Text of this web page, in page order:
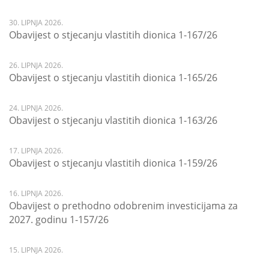
30. LIPNJA 2026.
Obavijest o stjecanju vlastitih dionica 1-167/26
26. LIPNJA 2026.
Obavijest o stjecanju vlastitih dionica 1-165/26
24. LIPNJA 2026.
Obavijest o stjecanju vlastitih dionica 1-163/26
17. LIPNJA 2026.
Obavijest o stjecanju vlastitih dionica 1-159/26
16. LIPNJA 2026.
Obavijest o prethodno odobrenim investicijama za
2027. godinu 1-157/26
15. LIPNJA 2026.